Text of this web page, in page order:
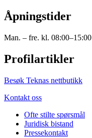
Åpningstider
Man. – fre. kl. 08:00–15:00
Profilartikler
Besøk Teknas nettbutikk
Kontakt oss
Ofte stilte spørsmål
Juridisk bistand
Pressekontakt